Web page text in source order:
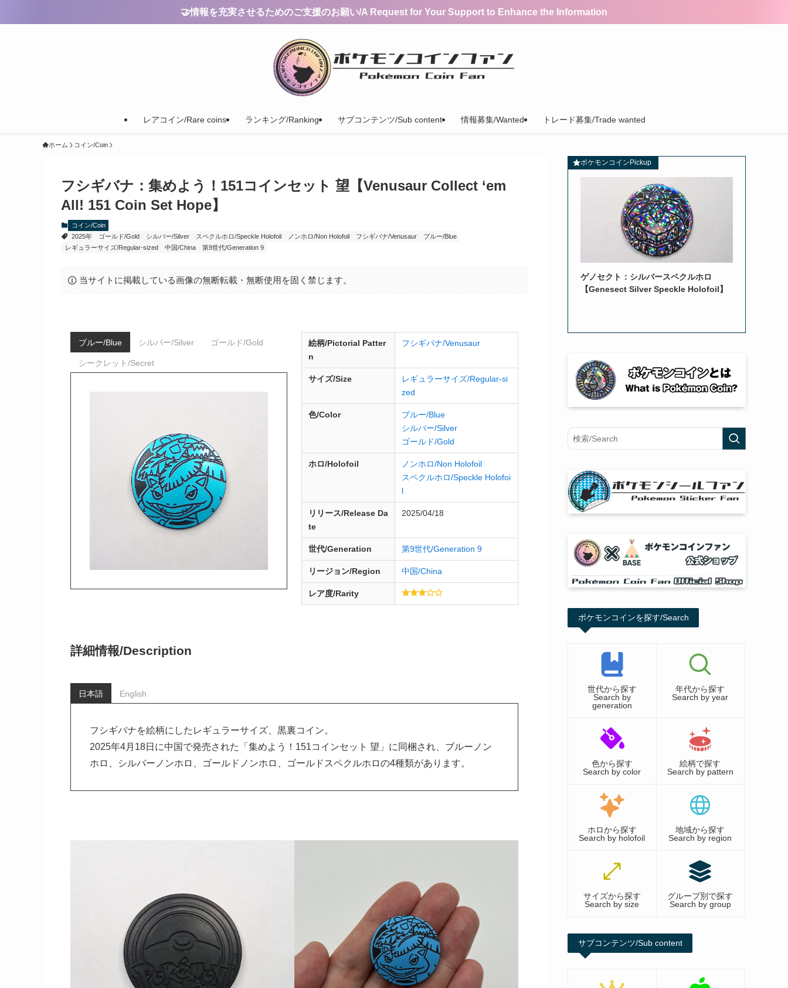
🤝情報を充実させるためのご支援のお願い/A Request for Your Support to Enhance the Information
レアコイン/Rare coins ランキング/Ranking サブコンテンツ/Sub content 情報募集/Wanted トレード募集/Trade wanted
ホーム コイン/Coin
フシギバナ：集めよう！151コインセット 望【Venusaur Collect ‘em
All! 151 Coin Set Hope】
コイン/Coin
2025年
ゴールド/Gold シルバー/Silver スペクルホロ/Speckle Holofoil ノンホロ/Non Holofoil フシギバナ/Venusaur
ブルー/Blue
レギュラーサイズ/Regular-sized
中国/China 第9世代/Generation 9
当サイトに掲載している画像の無断転載・無断使用を固く禁じます。
ブルー/Blue シルバー/Silver ゴールド/Gold
シークレット/Secret
絵柄/Pictorial Patter
n
フシギバナ/Venusaur
サイズ/Size
レギュラーサイズ/Regular-si
zed
色/Color
ブルー/Blue
シルバー/Silver
ゴールド/Gold
ホロ/Holofoil
ノンホロ/Non Holofoil
スペクルホロ/Speckle Holofoi
l
リリース/ReleaseDa
te
2025/04/18
世代/Generation 第9世代/Generation 9
リージョン/Region 中国/China
レア度/Rarity
詳細情報/Description
日本語 English
フシギバナを絵柄にしたレギュラーサイズ、黒裏コイン。
2025年4月18日に中国で発売された「集めよう！151コインセット 望」に同梱され、ブルーノン
ホロ、シルバーノンホロ、ゴールドノンホロ、ゴールドスペクルホロの4種類があります。
ポケモンコインPickup
ゲノセクト：シルバースペクルホロ
【Genesect Silver Speckle Holofoil】
ポケモンコインを探す/Search
世代から探す
Search by
generation
年代から探す
Search by year
色から探す
Search by color
絵柄で探す
Search by pattern
ホロから探す
Search by holofoil
地域から探す
Search by region
サイズから探す
Search by size
グループ別で探す
Search by group
サブコンテンツ/Sub content